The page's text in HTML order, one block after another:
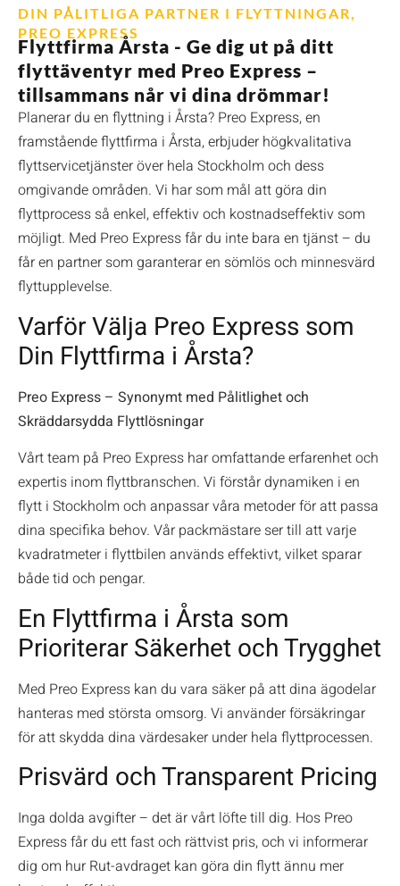
DIN PÅLITLIGA PARTNER I FLYTTNINGAR,
PREO EXPRESS
Flyttfirma Årsta - Ge dig ut på ditt
flyttäventyr med Preo Express –
tillsammans når vi dina drömmar!
Planerar du en flyttning i Årsta? Preo Express, en
framstående flyttfirma i Årsta, erbjuder högkvalitativa
flyttservicetjänster över hela Stockholm och dess
omgivande områden. Vi har som mål att göra din
flyttprocess så enkel, effektiv och kostnadseffektiv som
möjligt. Med Preo Express får du inte bara en tjänst – du
får en partner som garanterar en sömlös och minnesvärd
flyttupplevelse.
Varför Välja Preo Express som
Din Flyttfirma i Årsta?
Preo Express – Synonymt med Pålitlighet och
Skräddarsydda Flyttlösningar
Vårt team på Preo Express har omfattande erfarenhet och
expertis inom flyttbranschen. Vi förstår dynamiken i en
flytt i Stockholm och anpassar våra metoder för att passa
dina specifika behov. Vår packmästare ser till att varje
kvadratmeter i flyttbilen används effektivt, vilket sparar
både tid och pengar.
En Flyttfirma i Årsta som
Prioriterar Säkerhet och Trygghet
Med Preo Express kan du vara säker på att dina ägodelar
hanteras med största omsorg. Vi använder försäkringar
för att skydda dina värdesaker under hela flyttprocessen.
Prisvärd och Transparent Pricing
Inga dolda avgifter – det är vårt löfte till dig. Hos Preo
Express får du ett fast och rättvist pris, och vi informerar
dig om hur Rut-avdraget kan göra din flytt ännu mer